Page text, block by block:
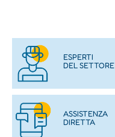
ESPERTI
DEL SETTORE
ASSISTENZA
DIRETTA